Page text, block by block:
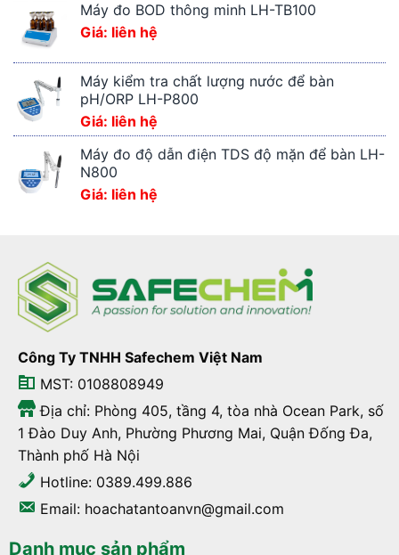
Máy đo BOD thông minh LH-TB100
Giá: liên hệ
Máy kiểm tra chất lượng nước để bàn
pH/ORP LH-P800
Giá: liên hệ
Máy đo độ dẫn điện TDS độ mặn để bàn LH-
N800
Giá: liên hệ
Công Ty TNHH Safechem Việt Nam
MST: 0108808949
Địa chỉ: Phòng 405, tầng 4, tòa nhà Ocean Park, số
1 Đào Duy Anh, Phường Phương Mai, Quận Đống Đa,
Thành phố Hà Nội
Hotline: 0389.499.886
Email: hoachatantoanvn@gmail.com
Danh mục sản phẩm